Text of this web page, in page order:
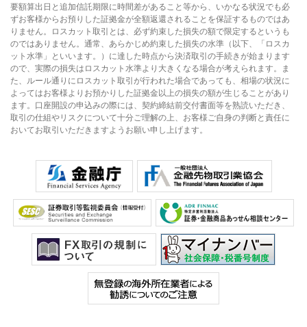
要額算出日と追加信託期限に時間差があること等から、いかなる状況でも必
ずお客様からお預りした証拠金が全額返還されることを保証するものではあ
りません。ロスカット取引とは、必ず約束した損失の額で限定するというも
のではありません。通常、あらかじめ約束した損失の水準（以下、「ロスカ
ット水準」といいます。）に達した時点から決済取引の手続きが始まります
ので、実際の損失はロスカット水準より大きくなる場合が考えられます。ま
た、ルール通りにロスカット取引が行われた場合であっても、相場の状況に
よってはお客様よりお預かりした証拠金以上の損失の額が生じることがあり
ます。口座開設の申込みの際には、契約締結前交付書面等を熟読いただき、
取引の仕組やリスクについて十分ご理解の上、お客様ご自身の判断と責任に
おいてお取引いただきますようお願い申し上げます。